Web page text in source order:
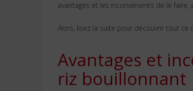
avantages et les inconvénients de le
Alors, lisez la suite pour découvrir tout ce
Avantages et
riz bouillonnant